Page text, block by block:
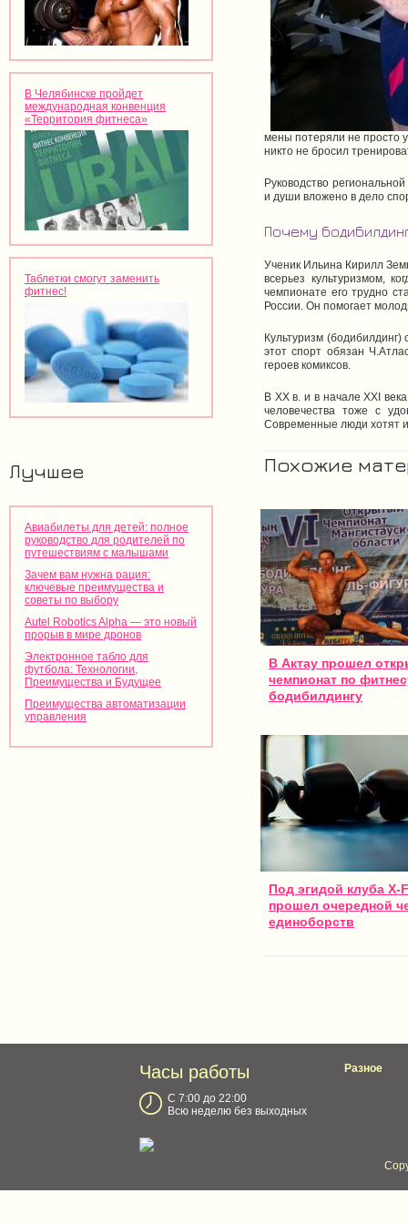
В Челябинске пройдет
международная конвенция
«Территория фитнеса»
Таблетки смогут заменить
фитнес!
Лучшее
Авиабилеты для детей: полное
руководство для родителей по
путешествиям с малышами
Зачем вам нужна рация:
ключевые преимущества и
советы по выбору
Autel Robotics Alpha — это новый
прорыв в мире дронов
Электронное табло для
футбола: Технологии,
Преимущества и Будущее
Преимущества автоматизации
управления
мены потеряли не просто
никто не бросил
Руководство
и души вложено в дело
Почему
Ученик Ильина Кирилл
всерьез культуризмом,
чемпионате его трудно
России. Он помогает
Культуризм
этот спорт обязан
героев комиксов.
В XX в. и в начале XXI
человечества тоже с
Современные люди хотят
Похожие
В Актау прошел
чемпионат по
бодибилдингу
Под эгидой клуба X-
прошел очередной
единоборств
Часы работы
С 7:00 до 22:00
Всю неделю без выходных
Разное